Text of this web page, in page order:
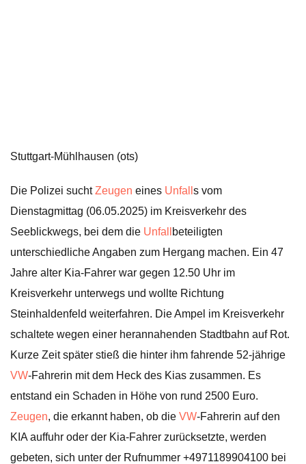
Stuttgart-Mühlhausen (ots)
Die Polizei suchtZeugen eines Unfall s vom
Dienstagmittag (06.05.2025) im Kreisverkehr des
Seeblickwegs, bei dem die Unfall
beteiligten
unterschiedliche Angaben zum Hergang machen. Ein 47
Jahre alter Kia-Fahrer war gegen 12.50 Uhr im
Kreisverkehr unterwegs und wollte Richtung
Steinhaldenfeld weiterfahren. Die Ampel im Kreisverkehr
schaltete wegen einer herannahenden Stadtbahn auf Rot.
Kurze Zeit später stieß die hinter ihm fahrende 52-jährige
VW-Fahrerin mit dem Heck des Kias zusammen. Es
entstand ein Schaden in Höhe von rund 2500 Euro.
Zeugen, die erkannt haben, ob die VW-Fahrerin auf den
KIA auffuhr oder der Kia-Fahrer zurücksetzte, werden
gebeten, sich unter der Rufnummer +4971189904100 bei